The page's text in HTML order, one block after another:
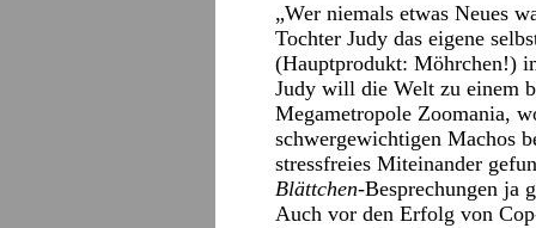
„Wer niemals etwas Neues
Tochter Judy das eigene
(Hauptprodukt: Möhrchen!)
Judy will die Welt zu einem
Megametropole Zoomania,
schwergewichtigen Machos
stressfreies Miteinander
Blättchen-Besprechungen ja
Auch vor den Erfolg von